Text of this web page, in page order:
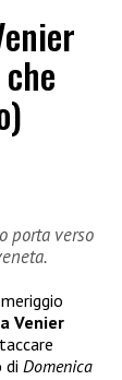
porta verso
Venier
di Domenica